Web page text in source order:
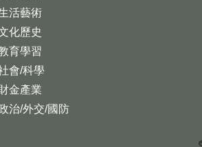
活藝術
化歷史
育學習
會/科學
金產業
治/外交/國防